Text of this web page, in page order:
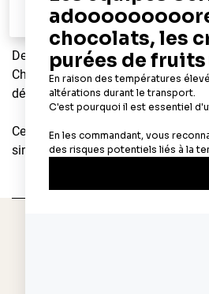
Ajouter au panier
Aperçu
Des souvenirs d'enfance
Chez Cerf Dellier, c'est une
délicieux gâteaux, tartes,
Cercles à pâtisserie, poche à
simples, comme les plus